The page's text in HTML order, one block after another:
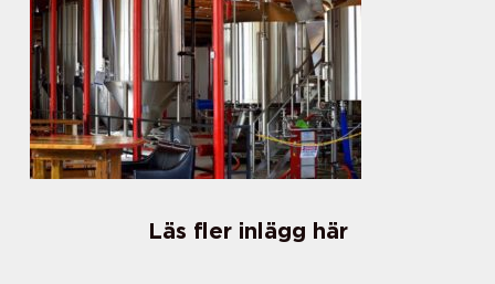
Läs fler inlägg här